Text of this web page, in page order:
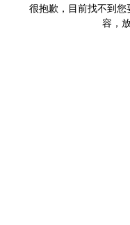
很抱歉，目前找不到
容，